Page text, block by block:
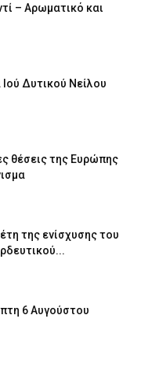
– Αρωματικό και
Δυτικού Νείλου
θέσεις της Ευρώπης
της ενίσχυσης του
6 Αυγούστου